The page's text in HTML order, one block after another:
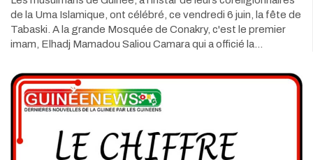
de la Uma Islamique, ont célébré, ce vendredi 6 juin, la fête de
Tabaski. A la grande Mosquée de Conakry, c'est le premier
imam, Elhadj Mamadou Saliou Camara qui a officié la…